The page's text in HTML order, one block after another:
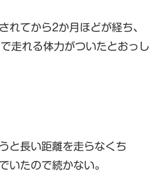
れてから2か月ほどが経ち、
走れる体力がついたとおっし
と長い距離を走らなくち
いたので続かない。